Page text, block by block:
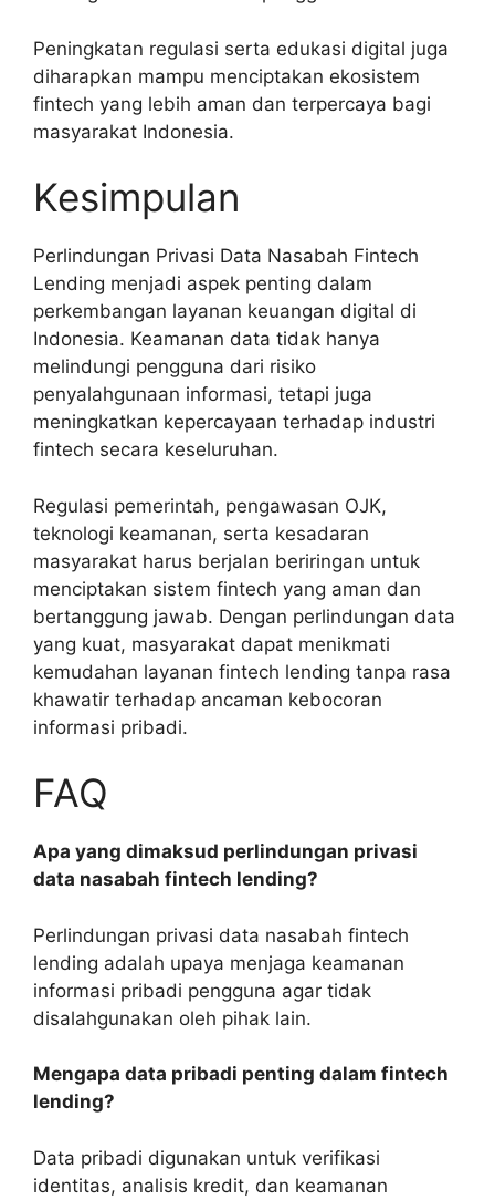
Peningkatan regulasi serta edukasi digital juga
diharapkan mampu menciptakan ekosistem
fintech yang lebih aman dan terpercaya bagi
masyarakat Indonesia.
Kesimpulan
Perlindungan Privasi Data Nasabah Fintech
Lending menjadi aspek penting dalam
perkembangan layanan keuangan digital di
Indonesia. Keamanan data tidak hanya
melindungi pengguna dari risiko
penyalahgunaan informasi, tetapi juga
meningkatkan kepercayaan terhadap industri
fintech secara keseluruhan.
Regulasi pemerintah, pengawasan OJK,
teknologi keamanan, serta kesadaran
masyarakat harus berjalan beriringan untuk
menciptakan sistem fintech yang aman dan
bertanggung jawab. Dengan perlindungan data
yang kuat, masyarakat dapat menikmati
kemudahan layanan fintech lending tanpa rasa
khawatir terhadap ancaman kebocoran
informasi pribadi.
FAQ
Apa yang dimaksud perlindungan privasi
data nasabah fintech lending?
Perlindungan privasi data nasabah fintech
lending adalah upaya menjaga keamanan
informasi pribadi pengguna agar tidak
disalahgunakan oleh pihak lain.
Mengapa data pribadi penting dalam fintech
lending?
Data pribadi digunakan untuk verifikasi
identitas, analisis kredit, dan keamanan